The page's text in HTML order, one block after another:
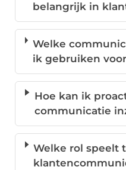
belangrijk in
Welke
ik gebruiken
Hoe kan ik
communicatie
Welke rol speelt